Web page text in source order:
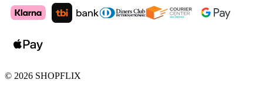
© 2026 SHOPFLIX